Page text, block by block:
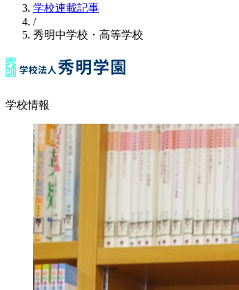
学校連載記事
/
秀明中学校・高等学校
学校情報